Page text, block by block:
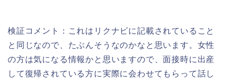
検証コメント：これはリクナビに記載されていること
と同じなので、たぶんそうなのかなと思います。女性
の方は気になる情報かと思いますので、面接時に出産
して復帰されている方に実際に会わせてもらって話し